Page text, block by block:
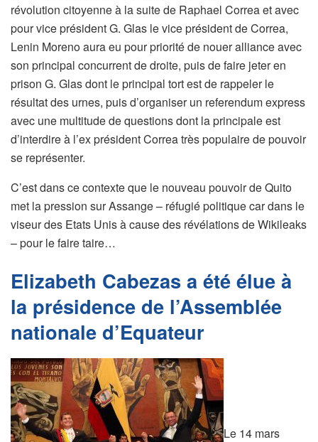
révolution citoyenne à la suite de Raphael Correa et avec
pour vice président G. Glas le vice président de Correa,
Lenin Moreno aura eu pour priorité de nouer alliance avec
son principal concurrent de droite, puis de faire jeter en
prison G. Glas dont le principal tort est de rappeler le
résultat des urnes, puis d’organiser un referendum express
avec une multitude de questions dont la principale est
d’interdire à l’ex président Correa très populaire de pouvoir
se représenter.
C’est dans ce contexte que le nouveau pouvoir de Quito
met la pression sur Assange – réfugié politique car dans le
viseur des Etats Unis à cause des révélations de Wikileaks
– pour le faire taire…
Elizabeth Cabezas a été élue à
la présidence de l’Assemblée
nationale d’Equateur
Le 14 mars